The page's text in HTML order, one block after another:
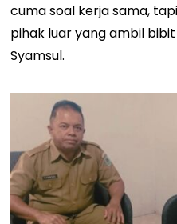
cuma soal kerja sama,
pihak luar yang ambil
Syamsul.